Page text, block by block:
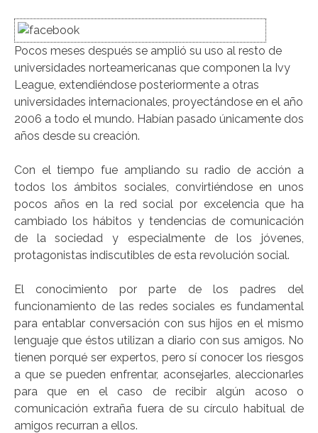
Pocos meses después se amplió su uso al resto de
universidades norteamericanas que componen la Ivy
League, extendiéndose posteriormente a otras
universidades internacionales, proyectándose en el año
2006 a todo el mundo. Habían pasado únicamente dos
años desde su creación.
Con el tiempo fue ampliando su radio de acción a
todos los ámbitos sociales, convirtiéndose en unos
pocos años en la red social por excelencia que ha
cambiado los hábitos y tendencias de comunicación
de la sociedad y especialmente de los jóvenes,
protagonistas indiscutibles de esta revolución social.
El conocimiento por parte de los padres del
funcionamiento de las redes sociales es fundamental
para entablar conversación con sus hijos en el mismo
lenguaje que éstos utilizan a diario con sus amigos. No
tienen porqué ser expertos, pero sí conocer los riesgos
a que se pueden enfrentar, aconsejarles, aleccionarles
para que en el caso de recibir algún acoso o
comunicación extraña fuera de su círculo habitual de
amigos recurran a ellos.